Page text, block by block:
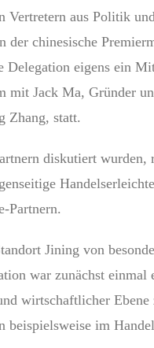
Vertretern aus Politik und
der chinesische
eigens ein
mit Jack Ma, Gründer
Zhang, statt.
diskutiert wurden,
Partnern.
Jining von
war zunächst einmal
wirtschaftlicher Ebene
beispielsweise im